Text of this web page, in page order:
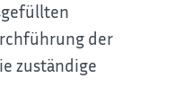
der
zuständige